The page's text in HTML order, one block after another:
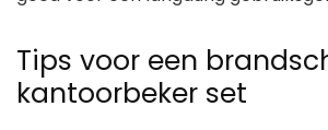
Tips voor een
kantoorbeker set